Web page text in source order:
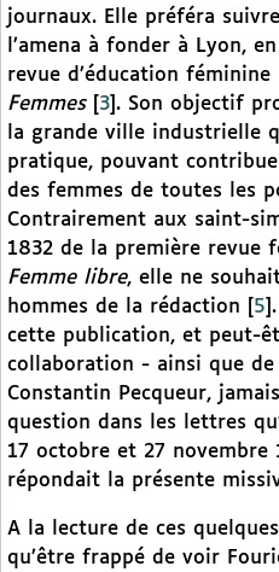
journaux. Elle préféra
l’amena à fonder à Lyon,
revue d’éducation
Femmes[ 3 . Son objectif
la grande ville industrielle
pratique, pouvant
des femmes de toutes les
Contrairement aux saint-
1832 de la première revue
Femme libre, elle ne
hommes de la rédaction
5
cette publication, et peut-
collaboration - ainsi que de
Constantin Pecqueur,
question dans les lettres
17 octobre et 27 novembre
répondait la présente
A la lecture de ces
qu’être frappé de voir